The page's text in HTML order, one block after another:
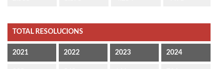
TOTAL RESOLUCIONS
2021 2022 2023 2024